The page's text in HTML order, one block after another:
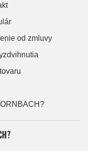
od zmluvy